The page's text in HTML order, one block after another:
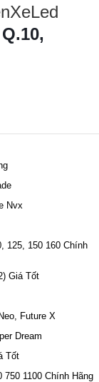
Nvx
125, 150 160 Chính
Giá Tốt
Future X
Dream
Tốt
750 1100 Chính Hãng